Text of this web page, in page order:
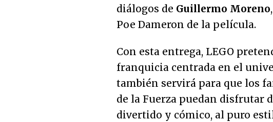
diálogos de Guillermo Moreno
Poe Dameron de la película.
Con esta entrega, LEGO
franquicia centrada en el
también servirá para que los
de la Fuerza puedan disfrutar
divertido y cómico, al puro